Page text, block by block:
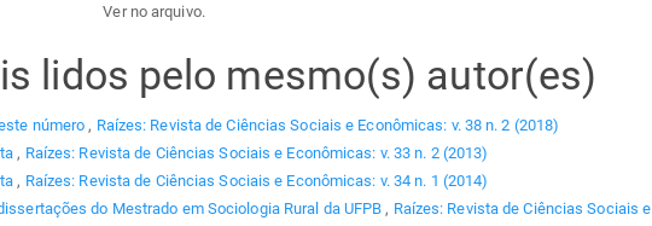
Ver no arquivo.
lidos pelo mesmo(s) autor(es)
número, Raízes: Revista de Ciências Sociais e Econômicas: v. 38 n. 2 (2018)
, Raízes: Revista de Ciências Sociais e Econômicas: v. 33 n. 2 (2013)
, Raízes: Revista de Ciências Sociais e Econômicas: v. 34 n. 1 (2014)
do Mestrado em Sociologia Rural da UFPB, Raízes: Revista de Ciências Sociais e